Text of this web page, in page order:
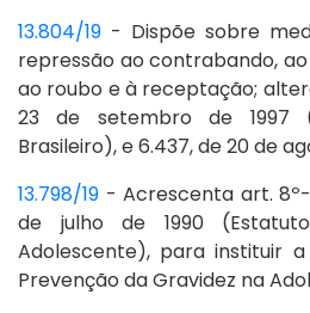
13.804/19 - Dispõe sobre
repressão ao contrabando,
ao roubo e à receptação;
23 de setembro de 1997
Brasileiro), e 6.437, de 20 de
13.798/19 - Acrescenta art. 8º-
de julho de 1990
Adolescente), para instituir
Prevenção da Gravidez na